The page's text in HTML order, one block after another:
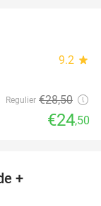
9.2 star
Regulier €28,50
€24,50
+